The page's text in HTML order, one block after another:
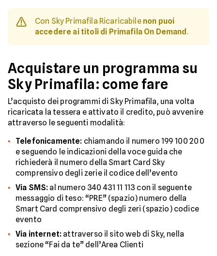
Con Sky Primafila Ricaricabile non puoi
accedere ai titoli di Primafila On Demand .
Acquistare un programma su
Sky Primafila: come fare
L’acquisto dei programmi di Sky Primafila, una volta
ricaricata la tessera e attivato il credito, può avvenire
attraverso le seguenti modalità:
Telefonicamente: chiamando il numero 199 100 200
e seguendo le indicazioni della voce guida che
richiederà il numero della Smart Card Sky
comprensivo degli zerie il codice dell’evento
Via SMS: al numero 340 431 11 113 con il seguente
messaggio di teso: “PRE” (spazio) numero della
Smart Card comprensivo degli zeri (spazio) codice
evento
Via internet: attraverso il sito web di Sky, nella
sezione “Fai da te” dell’Area Clienti